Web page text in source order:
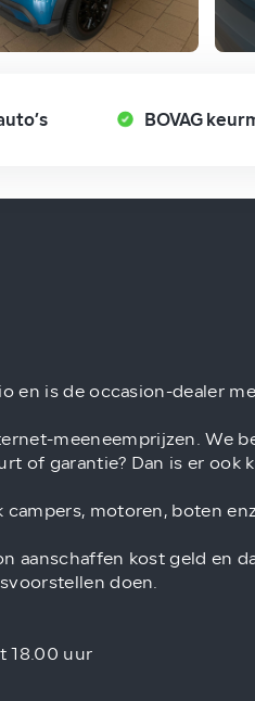
BOVAG
en is de occasion-dealer
meeneemprijzen. We
of garantie? Dan is er
motoren, boten
aanschaffen kost geld en
doen.
18.00 uur